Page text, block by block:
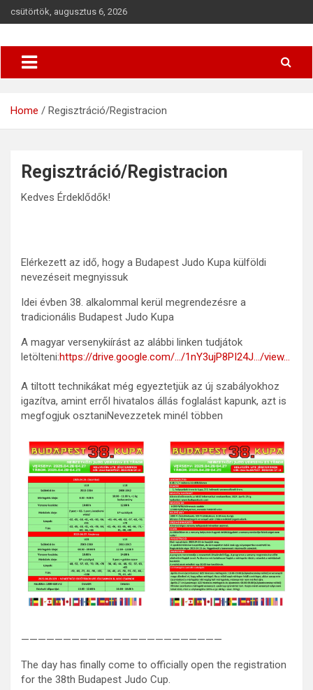
csütörtök, augusztus 6, 2026
BRJSZ
Home Regisztráció/Registracion
Regisztráció/Registracion
Kedves Érdeklődők!
Elérkezett az idő, hogy a Budapest Judo Kupa külföldi
nevezéseit megnyissuk
Idei évben 38. alkalommal kerül megrendezésre a
tradicionális Budapest Judo Kupa
A magyar versenykiírást az alábbi linken tudjátok
letölteni:https://drive.google.com/…/1nY3ujP8PI24J…/view…
A tiltott technikákat még egyeztetjük az új szabályokhoz
igazítva, amint erről hivatalos állás foglalást kapunk, azt is
megfogjuk osztaniNevezzetek minél többen
————————————————————————
The day has finally come to officially open the registration
for the 38th Budapest Judo Cup.